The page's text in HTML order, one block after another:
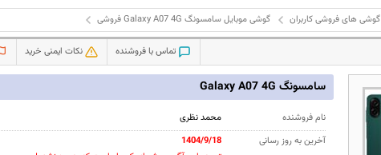
گوشی های فروشی کاربران گوشی موبایل سامسونگ Galaxy A07 4G فروشی
تماس با فروشنده نکات ایمنی خرید
سامسونگ Galaxy A07 4G
نام فروشنده
محمد نظری
آخرین به روز رسانی
1404/9/18